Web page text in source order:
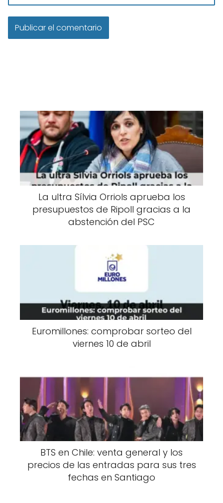
La ultra Sílvia Orriols aprueba los
presupuestos de Ripoll gracias a la
abstención del PSC
Euromillones: comprobar sorteo del
viernes 10 de abril
BTS en Chile: venta general y los
precios de las entradas para sus tres
fechas en Santiago